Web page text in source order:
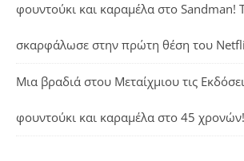
φουντούκι και καραμέλα στο Sandman!
σκαρφάλωσε στην πρώτη θέση του
Μια βραδιά στου Μεταίχμιου τις
φουντούκι και καραμέλα στο 45